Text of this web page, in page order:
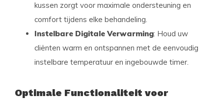
kussen zorgt voor maximale ondersteuning en
comfort tijdens elke behandeling.
Instelbare Digitale Verwarming: Houd uw
cliënten warm en ontspannen met de eenvoudig
instelbare temperatuur en ingebouwde timer.
Optimale Functionaliteit voor